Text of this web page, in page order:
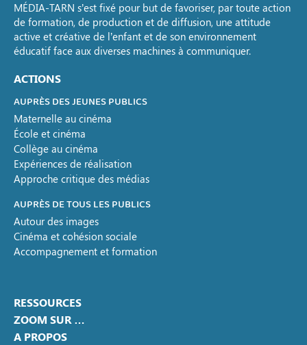
MÉDIA-TARN s’est fixé pour but de favoriser, par toute action
de formation, de production et de diffusion, une attitude
active et créative de l’enfant et de son environnement
éducatif face aux diverses machines à communiquer.
ACTIONS
AUPRÈS DES JEUNES PUBLICS
Maternelle au cinéma
École et cinéma
Collège au cinéma
Expériences de réalisation
Approche critique des médias
AUPRÈS DE TOUS LES PUBLICS
Autour des images
Cinéma et cohésion sociale
Accompagnement et formation
RESSOURCES
ZOOM SUR …
A PROPOS